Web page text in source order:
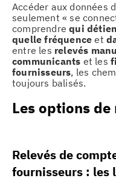
Accéder aux données
seulement « se
comprendrequi
quelle fréquence et
entre les relevés
communicants et les
fournisseurs, les
toujours balisés.
Les options
Relevés de
fournisseurs : les